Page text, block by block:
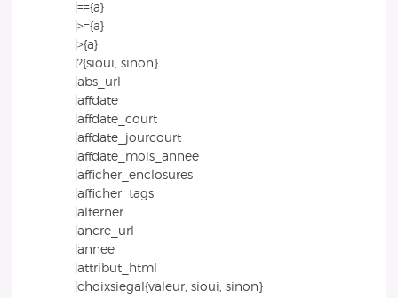
|=={a}
|>={a}
|>{a}
|?{sioui, sinon}
|abs_url
|affdate
|affdate_court
|affdate_jourcourt
|affdate_mois_annee
|afficher_enclosures
|afficher_tags
|alterner
|ancre_url
|annee
|attribut_html
|choixsiegal{valeur, sioui, sinon}